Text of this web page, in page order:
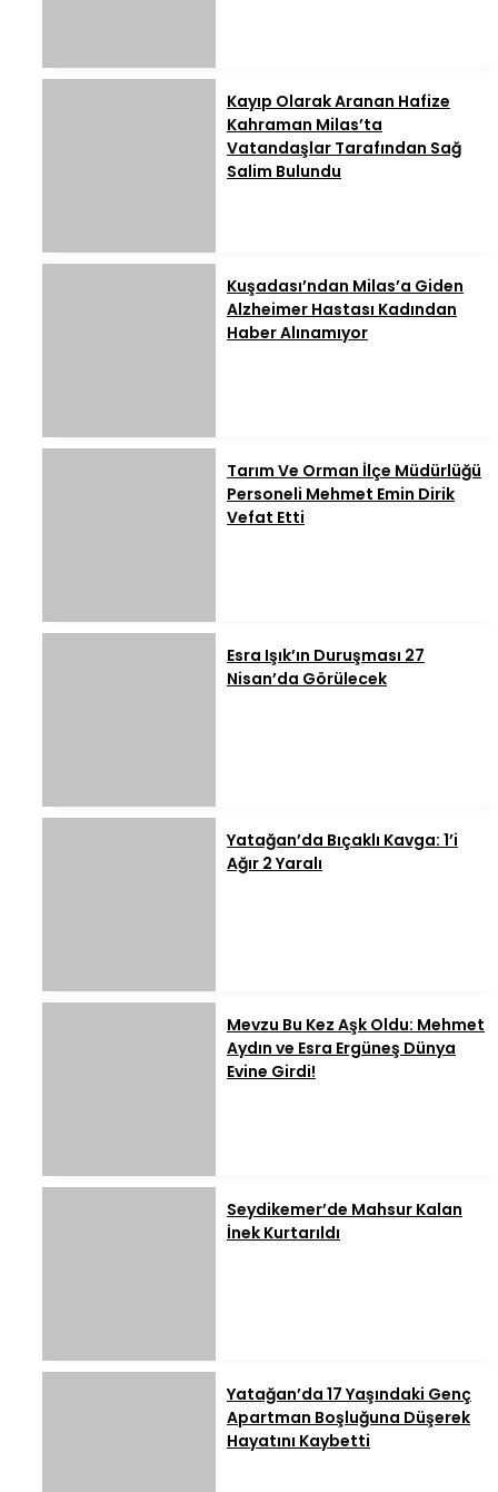
Kayıp Olarak Aranan Hafize
Kahraman Milas’ta
Vatandaşlar Tarafından Sağ
Salim Bulundu
Kuşadası’ndan Milas’a Giden
Alzheimer Hastası Kadından
Haber Alınamıyor
Tarım Ve Orman İlçe Müdürlüğü
Personeli Mehmet Emin Dirik
Vefat Etti
Esra Işık’ın Duruşması 27
Nisan’da Görülecek
Yatağan’da Bıçaklı Kavga: 1’i
Ağır 2 Yaralı
Mevzu Bu Kez Aşk Oldu: Mehmet
Aydın ve Esra Ergüneş Dünya
Evine Girdi!
Seydikemer’de Mahsur Kalan
İnek Kurtarıldı
Yatağan’da 17 Yaşındaki Genç
Apartman Boşluğuna Düşerek
Hayatını Kaybetti